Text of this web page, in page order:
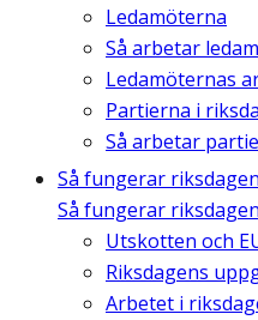
Ledamöterna
Så arbetar
Ledamöternas
Partierna i
Så arbetar
Så fungerar riksdagen
Så fungerar riksdagen
Utskotten och
Riksdagens
Arbetet i